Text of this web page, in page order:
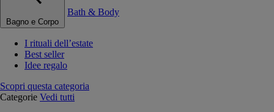
Bagno e Corpo
Bath & Body
I rituali dell’estate
Best seller
Idee regalo
Scopri questa categoria
Categorie Vedi tutti